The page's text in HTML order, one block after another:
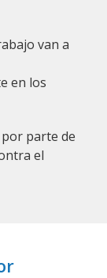
van a
en los
parte de
el